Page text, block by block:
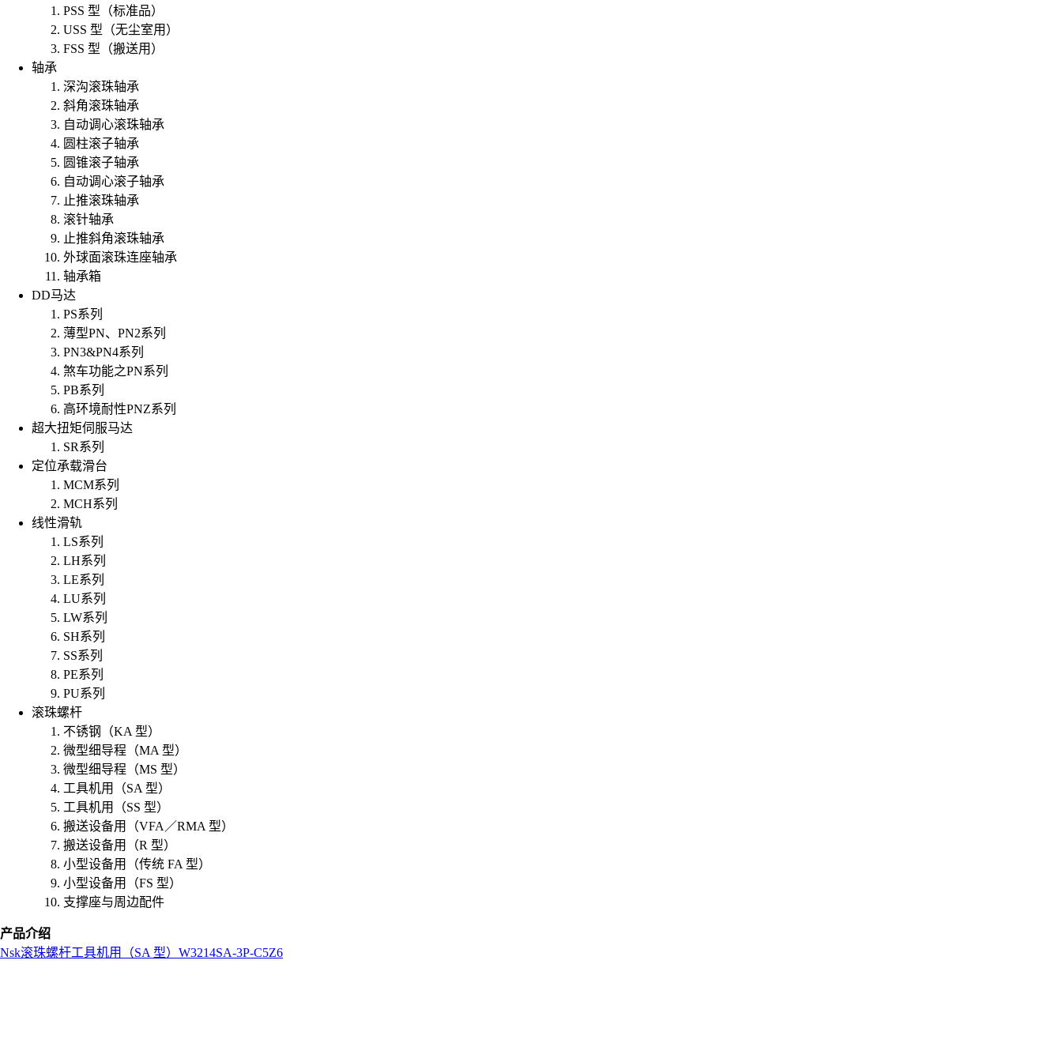
PSS 型（标准品）
USS 型（无尘室用）
FSS 型（搬送用）
轴承
深沟滚珠轴承
斜角滚珠轴承
自动调心滚珠轴承
圆柱滚子轴承
圆锥滚子轴承
自动调心滚子轴承
止推滚珠轴承
滚针轴承
止推斜角滚珠轴承
外球面滚珠连座轴承
轴承箱
DD马达
PS系列
薄型PN、PN2系列
PN3&PN4系列
煞车功能之PN系列
PB系列
高环境耐性PNZ系列
超大扭矩伺服马达
SR系列
定位承载滑台
MCM系列
MCH系列
线性滑轨
LS系列
LH系列
LE系列
LU系列
LW系列
SH系列
SS系列
PE系列
PU系列
滚珠螺杆
不锈钢（KA 型）
微型细导程（MA 型）
微型细导程（MS 型）
工具机用（SA 型）
工具机用（SS 型）
搬送设备用（VFA／RMA 型）
搬送设备用（R 型）
小型设备用（传统 FA 型）
小型设备用（FS 型）
支撑座与周边配件
产品介绍
Nsk滚珠螺杆工具机用（SA 型） W3214SA-3P-C5Z6